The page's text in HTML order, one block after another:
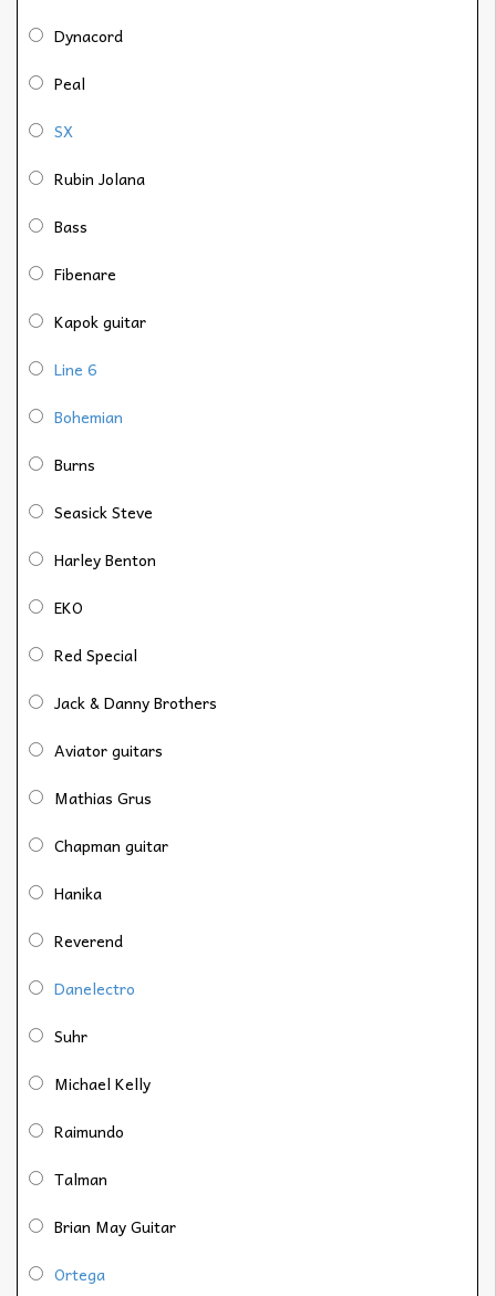
Dynacord
Peal
SX
Rubin Jolana
Bass
Fibenare
Kapok guitar
Line 6
Bohemian
Burns
Seasick Steve
Harley Benton
EKO
Red Special
Jack & Danny Brothers
Aviator guitars
Mathias Grus
Chapman guitar
Hanika
Reverend
Danelectro
Suhr
Michael Kelly
Raimundo
Talman
Brian May Guitar
Ortega